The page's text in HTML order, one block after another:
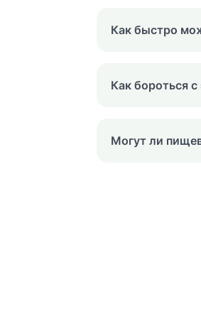
Как быстро
Как бороться
Могут ли